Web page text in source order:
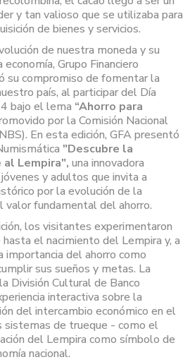
y tan valioso que se utilizaba para
de bienes y servicios.
de nuestra moneda y su
Grupo Financiero
su compromiso de fomentar la
país, al participar del Día
bajo el lema “Ahorro para
por la Comisión Nacional
En esta edición, GFA presentó
"Descubre la
Lempira", una innovadora
y adultos que invita a
por la evolución de la
valor fundamental del ahorro.
los visitantes experimentaron
el nacimiento del Lempira y, a
importancia del ahorro como
sus sueños y metas. La
División Cultural de Banco
interactiva sobre la
del intercambio económico en el
sistemas de trueque - como el
del Lempira como símbolo de
nacional.